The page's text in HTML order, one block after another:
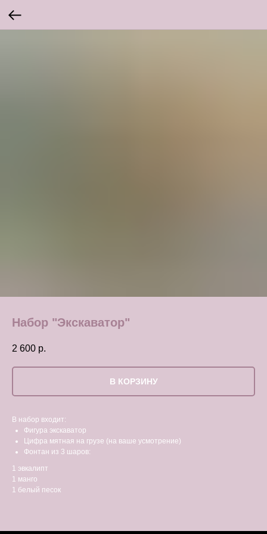
Набор "Экскаватор"
2 600 р.
В КОРЗИНУ
В набор входит:
Фигура экскаватор
Цифра мятная на грузе (на ваше усмотрение)
Фонтан из 3 шаров:
1 эвкалипт
1 манго
1 белый песок